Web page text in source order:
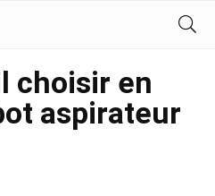
choisir en
aspirateur